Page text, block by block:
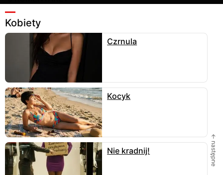
wram
Ale to jest bezwzględnie, jednoznacznie, super
seksowna
24 maja
Mezczyzzna
Niejeden z nas facetów uczył się seksu i kobiecego
piękna z filmów erotycznych typu vintage. Stąd ten
Kobiety
Czrnula
Kocyk
Nie kradnij! ← następne